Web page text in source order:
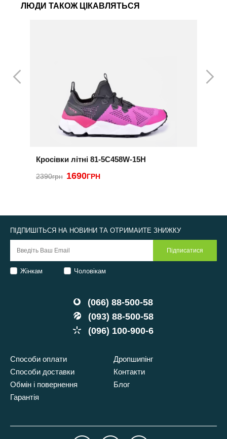
ЛЮДИ ТАКОЖ ЦІКАВЛЯТЬСЯ
Кросівки літні 81-5C458W-15H
2390грн 1690ГРН
(066) 88-500-58
(093) 88-500-58
(096) 100-900-6
Способи оплати
Способи доставки
Обмін і повернення
Гарантія
Дропшипінг
Контакти
Блог
ПІДПИШІТЬСЯ НА НОВИНИ ТА ОТРИМАЙТЕ ЗНИЖКУ
Жінкам Чоловікам